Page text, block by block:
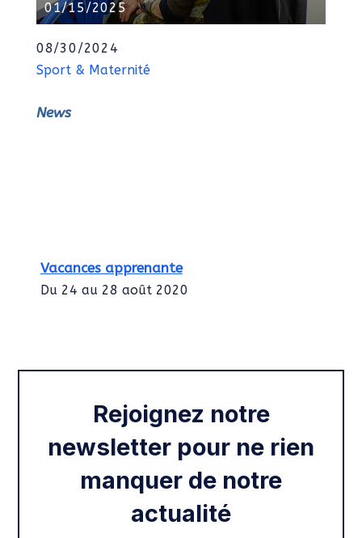
01/15/2025
08/30/2024
Sport & Maternité
News
Vacances apprenante
Du 24 au 28 août 2020
Rejoignez notre
newsletter pour ne rien
manquer de notre
actualité